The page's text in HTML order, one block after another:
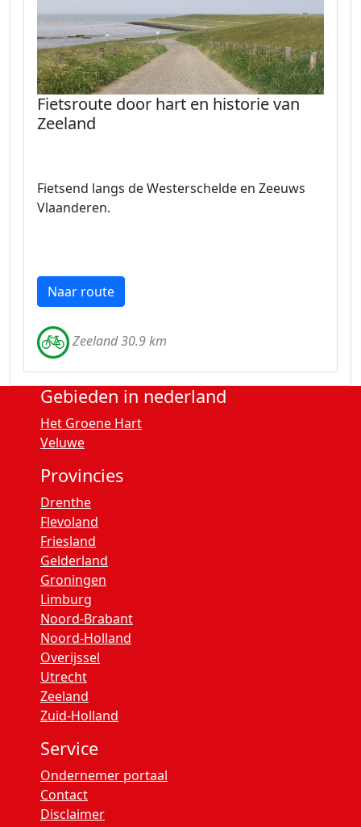
Fietsroute door hart en historie van
Zeeland
Fietsend langs de Westerschelde en Zeeuws
Vlaanderen.
Naar route
Zeeland 30.9 km
Gebieden in nederland
Het Groene Hart
Veluwe
Provincies
Drenthe
Flevoland
Friesland
Gelderland
Groningen
Limburg
Noord-Brabant
Noord-Holland
Overijssel
Utrecht
Zeeland
Zuid-Holland
Service
Ondernemer portaal
Contact
Disclaimer